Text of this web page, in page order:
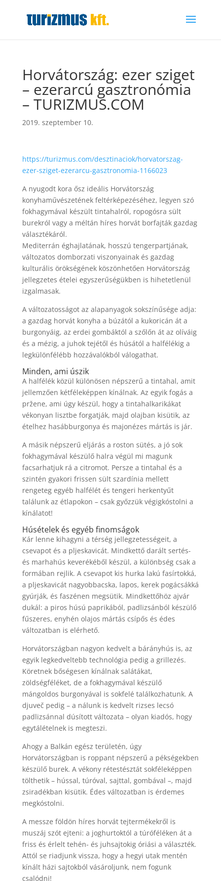
Horvátország: ezer sziget
– ezerarcú gasztronómia
– TURIZMUS.COM
2019. szeptember 10.
https://turizmus.com/desztinaciok/horvatorszag-
ezer-sziget-ezerarcu-gasztronomia-1166023
A nyugodt kora ősz ideális Horvátország
konyhaművészetének feltérképezéséhez, legyen szó
fokhagymával készült tintahalról, ropogósra sült
burekról vagy a méltán híres horvát borfajták gazdag
választékáról.
Mediterrán éghajlatának, hosszú tengerpartjának,
változatos domborzati viszonyainak és gazdag
kulturális örökségének köszönhetően Horvátország
jellegzetes ételei egyszerűségükben is hihetetlenül
izgalmasak.
A változatosságot az alapanyagok sokszínűsége adja:
a gazdag horvát konyha a búzától a kukoricán át a
burgonyáig, az erdei gombáktól a szőlőn át az olíváig
és a mézig, a juhok tejétől és húsától a halfélékig a
legkülönfélébb hozzávalókból válogathat.
Minden, ami úszik
A halfélék közül különösen népszerű a tintahal, amit
jellemzően kétféleképpen kínálnak. Az egyik fogás a
pržene, ami úgy készül, hogy a tintahalkarikákat
vékonyan lisztbe forgatják, majd olajban kisütik, az
ételhez hasábburgonya és majonézes mártás is jár.
A másik népszerű eljárás a roston sütés, a jó sok
fokhagymával készülő halra végül mi magunk
facsarhatjuk rá a citromot. Persze a tintahal és a
szintén gyakori frissen sült szardínia mellett
rengeteg egyéb halfélét és tengeri herkentyűt
találunk az étlapokon – csak győzzük végigkóstolni a
kínálatot!
Húsételek és egyéb finomságok
Kár lenne kihagyni a térség jellegzetességeit, a
csevapot és a pljeskavicát. Mindkettő darált sertés-
és marhahús keverékéből készül, a különbség csak a
formában rejlik. A csevapot kis hurka lakú fasírtokká,
a pljeskavicát nagyobbacska, lapos, kerek pogácsákká
gyúrják, és faszénen megsütik. Mindkettőhöz ajvár
dukál: a piros húsú paprikából, padlizsánból készülő
fűszeres, enyhén olajos mártás csípős és édes
változatban is elérhető.
Horvátországban nagyon kedvelt a bárányhús is, az
egyik legkedveltebb technológia pedig a grillezés.
Köretnek bőségesen kínálnak salátákat,
zöldségféléket, de a fokhagymával készülő
mángoldos burgonyával is sokfelé találkozhatunk. A
djuveč pedig – a nálunk is kedvelt rizses lecsó
padlizsánnal dúsított változata – olyan kiadós, hogy
egytálételnek is megteszi.
Ahogy a Balkán egész területén, úgy
Horvátországban is roppant népszerű a pékségekben
készülő burek. A vékony rétestésztát sokféleképpen
tölthetik – hússal, túróval, sajttal, gombával –, majd
zsiradékban kisütik. Édes változatban is érdemes
megkóstolni.
A messze földön híres horvát tejtermékekről is
muszáj szót ejteni: a joghurtoktól a túróféléken át a
friss és érlelt tehén- és juhsajtokig óriási a választék.
Attól se riadjunk vissza, hogy a hegyi utak mentén
kínált házi sajtokból vásároljunk, nem fogunk
csalódni!